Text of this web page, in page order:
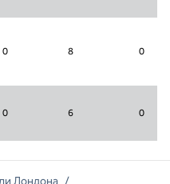
0 8 0
0 6 0
Лондона /